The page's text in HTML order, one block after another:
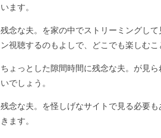
います。
残念な夫。を家の中でストリーミングし
ン視聴するのもよしで、どこでも楽しむこ
ちょっとした隙間時間に残念な夫。が見
いでしょう。
残念な夫。を怪しげなサイトで見る必要
きます。